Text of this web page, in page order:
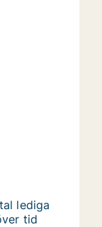
lediga
tid